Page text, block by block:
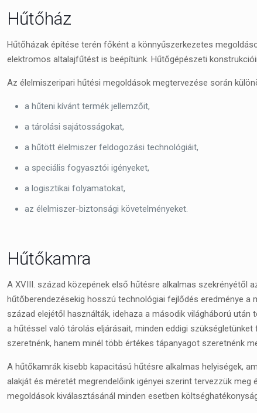
Hűtőház
Hűtőházak építése terén főként a könnyűszerkezetes
elektromos altalajfűtést is beépítünk. Hűtőgépészeti
Az élelmiszeripari hűtési megoldások megtervezése során
a hűteni kívánt termék jellemzőit,
a tárolási sajátosságokat,
a hűtött élelmiszer feldogozási technológiáit,
a speciális fogyasztói igényeket,
a logisztikai folyamatokat,
az élelmiszer-biztonsági követelményeket.
Hűtőkamra
A XVIII. század közepének első hűtésre alkalmas szekrényétől
hűtőberendezésekig hosszú technológiai fejlődés eredménye a
század elejétől használták, idehaza a második világháború
a hűtéssel való tárolás eljárásait, minden eddigi
szeretnénk, hanem minél több értékes tápanyagot szeretnénk
A hűtőkamrák kisebb kapacitású hűtésre alkalmas helyiségek,
alakját és méretét megrendelőink igényei szerint tervezzük
megoldások kiválasztásánál minden esetben